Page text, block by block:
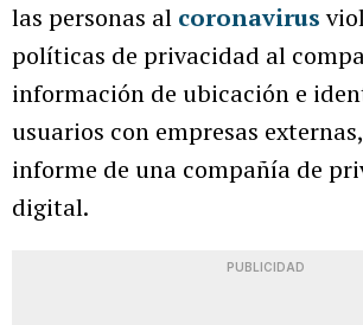
las personas al coronavirus
políticas de privacidad al
información de ubicación e
usuarios con empresas
informe de una compañía de
digital.
PUBLICIDAD